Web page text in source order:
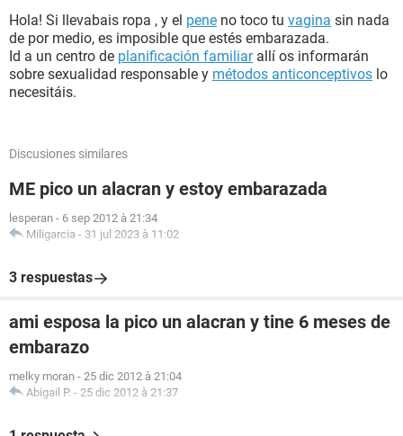
Hola! Si llevabais ropa , y el pene no toco tu vagina sin nada
de por medio, es imposible que estés embarazada.
Id a un centro de planificación familiarallí os informarán
sobre sexualidad responsable y métodos anticonceptivos lo
necesitáis.
Discusiones similares
ME pico un alacran y estoy embarazada
lesperan - 6 sep 2012 à 21:34
Miligarcia - 31 jul 2023 à 11:02
3 respuestas
ami esposa la pico un alacran y tine 6 meses de
embarazo
melky moran - 25 dic 2012 à 21:04
Abigail P. - 25 dic 2012 à 21:37